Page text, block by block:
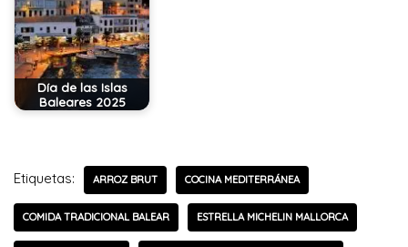
Día de las Islas
Baleares 2025
Etiquetas: ARROZ BRUT COCINA MEDITERRÁNEA
COMIDA TRADICIONAL BALEAR ESTRELLA MICHELIN MALLORCA